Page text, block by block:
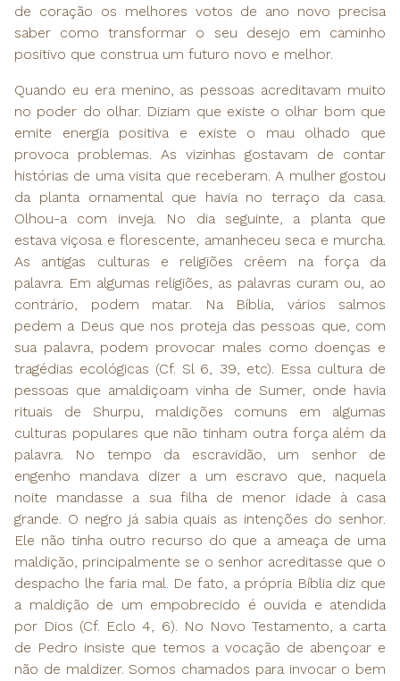
de coração os melhores votos de ano novo precisa
saber como transformar o seu desejo em caminho
positivo que construa um futuro novo e melhor.
Quando eu era menino, as pessoas acreditavam muito
no poder do olhar. Diziam que existe o olhar bom que
emite energia positiva e existe o mau olhado que
provoca problemas. As vizinhas gostavam de contar
histórias de uma visita que receberam. A mulher gostou
da planta ornamental que havia no terraço da casa.
Olhou-a com inveja. No dia seguinte, a planta que
estava viçosa e florescente, amanheceu seca e murcha.
As antigas culturas e religiões crêem na força da
palavra. Em algumas religiões, as palavras curam ou, ao
contrário, podem matar. Na Bíblia, vários salmos
pedem a Deus que nos proteja das pessoas que, com
sua palavra, podem provocar males como doenças e
tragédias ecológicas (Cf. Sl 6, 39, etc). Essa cultura de
pessoas que amaldiçoam vinha de Sumer, onde havia
rituais de Shurpu, maldições comuns em algumas
culturas populares que não tinham outra força além da
palavra. No tempo da escravidão, um senhor de
engenho mandava dizer a um escravo que, naquela
noite mandasse a sua filha de menor idade à casa
grande. O negro já sabia quais as intenções do senhor.
Ele não tinha outro recurso do que a ameaça de uma
maldição, principalmente se o senhor acreditasse que o
despacho lhe faria mal. De fato, a própria Bíblia diz que
a maldição de um empobrecido é ouvida e atendida
por Dios (Cf. Eclo 4, 6). No Novo Testamento, a carta
de Pedro insiste que temos a vocação de abençoar e
não de maldizer. Somos chamados para invocar o bem